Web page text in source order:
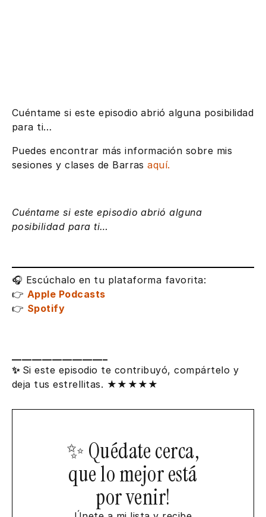
Cuéntame si este episodio abrió alguna posibilidad
para ti…
Puedes encontrar más información sobre mis
sesiones y clases de Barrasaquí.
Cuéntame si este episodio abrió alguna
posibilidad para ti…
🎧 Escúchalo en tu plataforma favorita:
👉 Apple Podcasts
👉 Spotify
✨ Si este episodio te contribuyó, compártelo y
deja tus estrellitas. ★★★★★
✨ Quédate cerca,
que lo mejor está
por venir!